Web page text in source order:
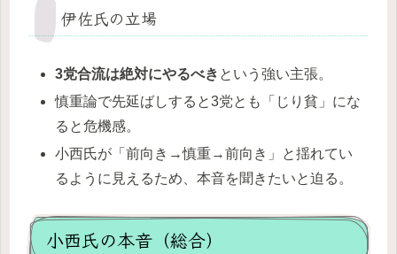
伊佐氏の立場
3党合流は絶対にやるべき という強い主張。
慎重論で先延ばしすると3党とも「じり貧」にな
ると危機感。
小西氏が「前向き→慎重→前向き」と揺れてい
るように見えるため、本音を聞きたいと迫る。
小西氏の本音（総合）